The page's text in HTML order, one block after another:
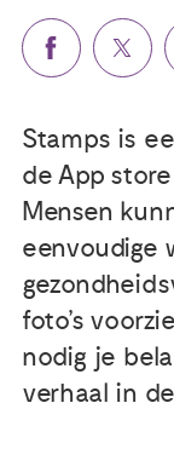
Nieuws
Agenda
Publicaties
Leven met/
Stamps is
de App
Mensen
eenvoudige
foto’s
nodig je
verhaal in